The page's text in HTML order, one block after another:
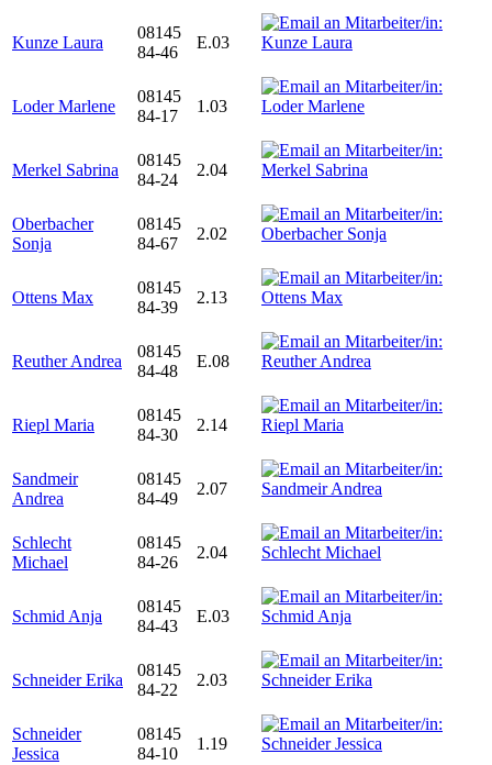
Kunze Laura
08145
84-46
E.03
Loder Marlene
08145
84-17
1.03
Merkel Sabrina
08145
84-24
2.04
Oberbacher
Sonja
08145
84-67
2.02
Ottens Max
08145
84-39
2.13
Reuther Andrea
08145
84-48
E.08
Riepl Maria
08145
84-30
2.14
Sandmeir
Andrea
08145
84-49
2.07
Schlecht
Michael
08145
84-26
2.04
Schmid Anja
08145
84-43
E.03
Schneider Erika
08145
84-22
2.03
Schneider
Jessica
08145
84-10
1.19